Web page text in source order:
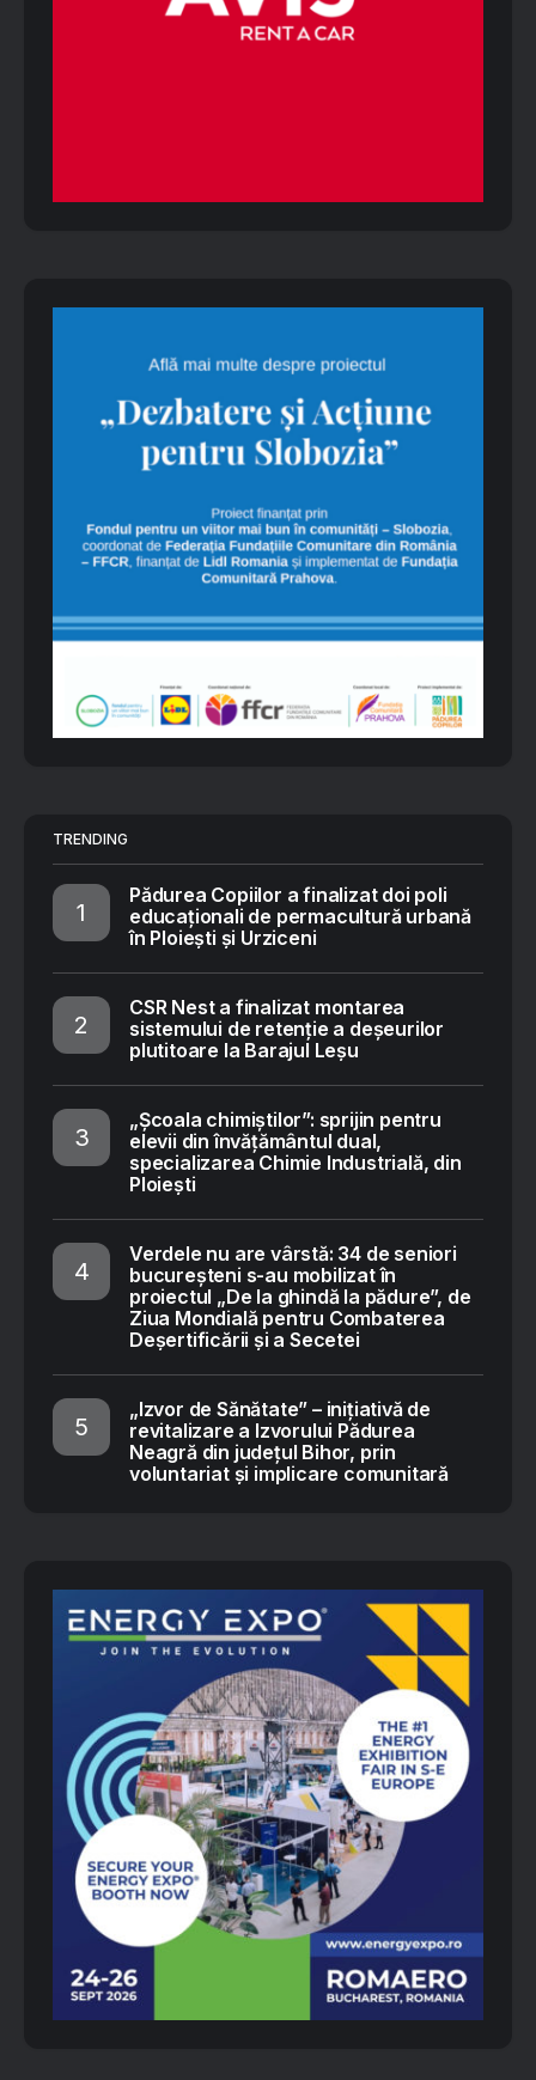
TRENDING
Pădurea Copiilor a finalizat doi poli
educaționali de permacultură urbană
în Ploiești și Urziceni
CSR Nest a finalizat montarea
sistemului de retenție a deșeurilor
plutitoare la Barajul Leșu
„Școala chimiștilor”: sprijin pentru
elevii din învățământul dual,
specializarea Chimie Industrială, din
Ploiești
Verdele nu are vârstă: 34 de seniori
bucureșteni s-au mobilizat în
proiectul „De la ghindă la pădure”, de
Ziua Mondială pentru Combaterea
Deșertificării și a Secetei
„Izvor de Sănătate” – inițiativă de
revitalizare a Izvorului Pădurea
Neagră din județul Bihor, prin
voluntariat și implicare comunitară